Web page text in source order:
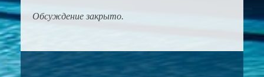
Обсуждение закрыто.